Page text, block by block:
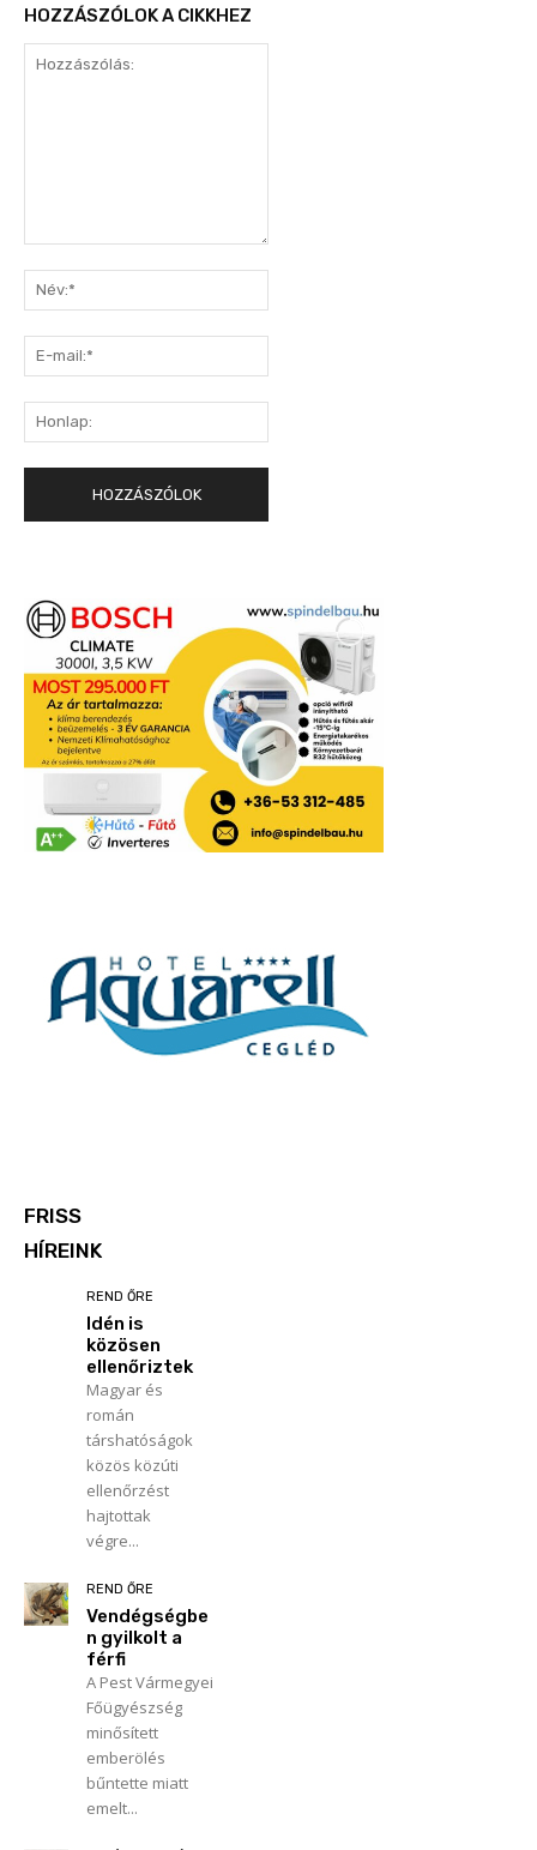
HOZZÁSZÓLOK A CIKKHEZ
mail:*
FRISS
HÍREINK
REND ŐRE
Idén is
közösen
ellenőriztek
Magyar és
román
társhatóságok
közös közúti
ellenőrzést
hajtottak
végre...
REND ŐRE
Vendégségbe
n gyilkolt a
férfi
A Pest Vármegyei
Főügyészség
minősített
emberölés
bűntette miatt
emelt...